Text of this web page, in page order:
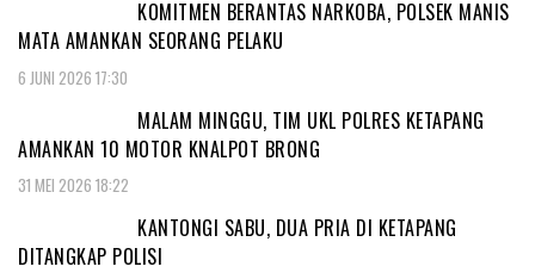
KOMITMEN BERANTAS NARKOBA, POLSEK MANIS
MATA AMANKAN SEORANG PELAKU
6 JUNI 2026 17:30
MALAM MINGGU, TIM UKL POLRES KETAPANG
AMANKAN 10 MOTOR KNALPOT BRONG
31 MEI 2026 18:22
KANTONGI SABU, DUA PRIA DI KETAPANG
DITANGKAP POLISI